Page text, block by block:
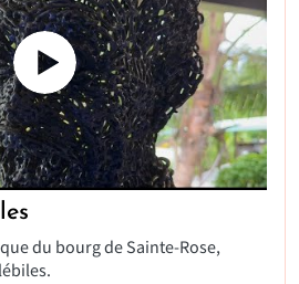
du bourg de Sainte-Rose,